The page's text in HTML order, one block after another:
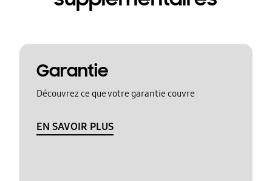
Garantie
Découvrez ce que votre garantie couvre
EN SAVOIR PLUS